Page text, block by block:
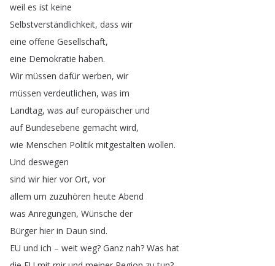
weil es ist keine
Selbstverständlichkeit, dass wir
eine offene Gesellschaft,
eine Demokratie haben.
Wir müssen dafür werben, wir
müssen verdeutlichen, was im
Landtag, was auf europäischer und
auf Bundesebene gemacht wird,
wie Menschen Politik mitgestalten wollen.
Und deswegen
sind wir hier vor Ort, vor
allem um zuzuhören heute Abend
was Anregungen, Wünsche der
Bürger hier in Daun sind.
EU und ich – weit weg? Ganz nah? Was hat